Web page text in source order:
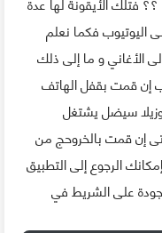
فكما نعلم
الأغاني و ما إلى ذلك
إن قمت بقفل الهاتف
سيضل يشتغل
إن قمت بالخروحج من
الرجوع إلى التطبيق
على الشريط في